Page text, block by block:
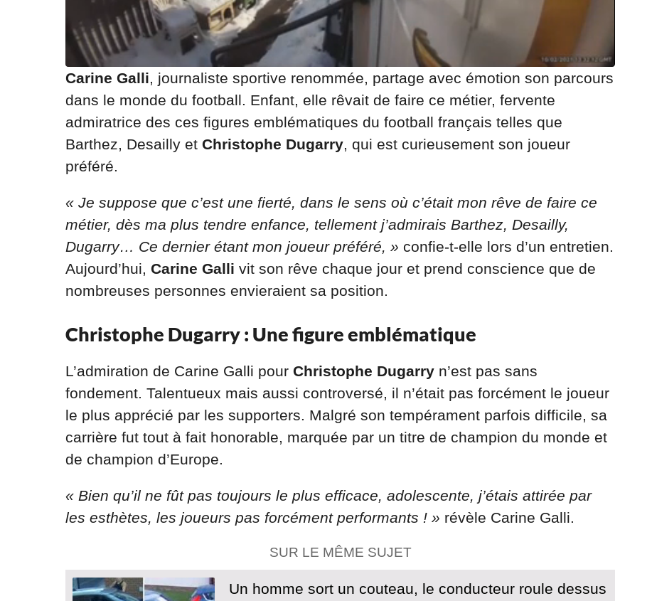
Carine Galli , journaliste sportive renommée, partage avec émotion son parcours
dans le monde du football. Enfant, elle rêvait de faire ce métier, fervente
admiratrice des ces figures emblématiques du football français telles que
Barthez, Desailly et Christophe Dugarry , qui est curieusement son joueur
préféré.
« Je suppose que c’est une fierté, dans le sens où c’était mon rêve de faire ce
métier, dès ma plus tendre enfance, tellement j’admirais Barthez, Desailly,
Dugarry… Ce dernier étant mon joueur préféré, » confie-t-elle lors d’un entretien.
Aujourd’hui, Carine Galli vit son rêve chaque jour et prend conscience que de
nombreuses personnes envieraient sa position.
Christophe Dugarry : Une figure emblématique
L’admiration de Carine Galli pour Christophe Dugarry n’est pas sans
fondement. Talentueux mais aussi controversé, il n’était pas forcément le joueur
le plus apprécié par les supporters. Malgré son tempérament parfois difficile, sa
carrière fut tout à fait honorable, marquée par un titre de champion du monde et
de champion d’Europe.
« Bien qu’il ne fût pas toujours le plus efficace, adolescente, j’étais attirée par
les esthètes, les joueurs pas forcément performants ! » révèle Carine Galli.
SUR LE MÊME SUJET
Un homme sort un couteau, le conducteur roule dessus